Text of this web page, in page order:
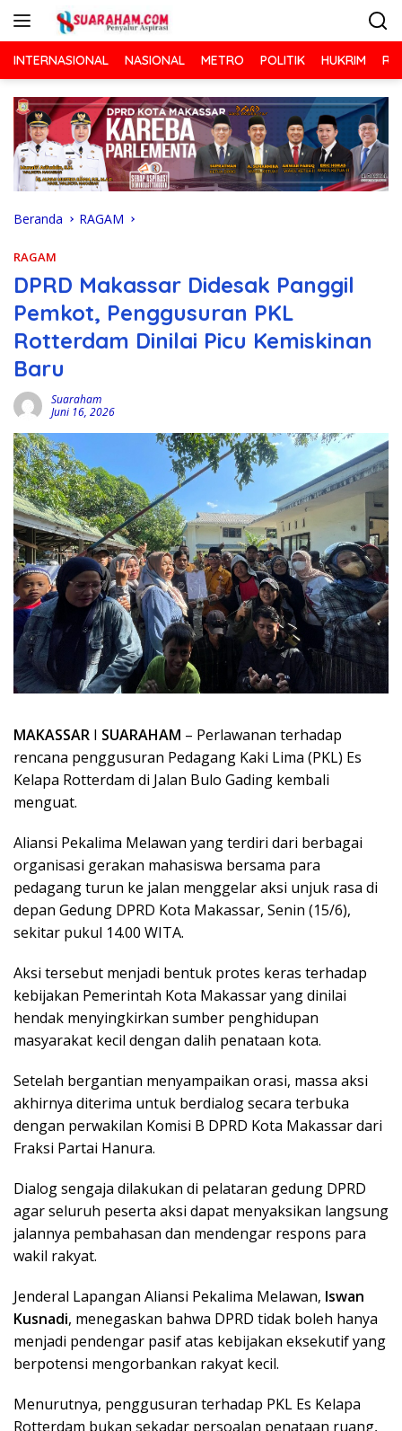
INTERNASIONAL NASIONAL METRO POLITIK HUKRIM
Beranda RAGAM
RAGAM
DPRD Makassar Didesak Panggil
Pemkot, Penggusuran PKL
Rotterdam Dinilai Picu Kemiskinan
Baru
Suaraham
Juni 16, 2026
MAKASSAR I SUARAHAM – Perlawanan terhadap
rencana penggusuran Pedagang Kaki Lima (PKL) Es
Kelapa Rotterdam di Jalan Bulo Gading kembali
menguat.
Aliansi Pekalima Melawan yang terdiri dari berbagai
organisasi gerakan mahasiswa bersama para
pedagang turun ke jalan menggelar aksi unjuk rasa di
depan Gedung DPRD Kota Makassar, Senin (15/6),
sekitar pukul 14.00 WITA.
Aksi tersebut menjadi bentuk protes keras terhadap
kebijakan Pemerintah Kota Makassar yang dinilai
hendak menyingkirkan sumber penghidupan
masyarakat kecil dengan dalih penataan kota.
Setelah bergantian menyampaikan orasi, massa aksi
akhirnya diterima untuk berdialog secara terbuka
dengan perwakilan Komisi B DPRD Kota Makassar dari
Fraksi Partai Hanura.
Dialog sengaja dilakukan di pelataran gedung DPRD
agar seluruh peserta aksi dapat menyaksikan langsung
jalannya pembahasan dan mendengar respons para
wakil rakyat.
Jenderal Lapangan Aliansi Pekalima Melawan, Iswan
Kusnadi, menegaskan bahwa DPRD tidak boleh hanya
menjadi pendengar pasif atas kebijakan eksekutif yang
berpotensi mengorbankan rakyat kecil.
Menurutnya, penggusuran terhadap PKL Es Kelapa
Rotterdam bukan sekadar persoalan penataan ruang,